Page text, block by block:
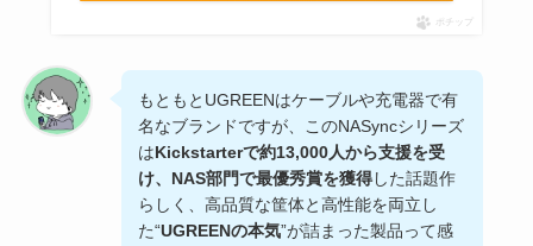
ポチップ
もともとUGREENはケーブルや充電器で有
名なブランドですが、このNASyncシリーズ
はKickstarterで約13,000人から支援を受
け、NAS部門で最優秀賞を獲得した話題作
らしく、高品質な筐体と高性能を両立し
た“UGREENの本気”が詰まった製品って感